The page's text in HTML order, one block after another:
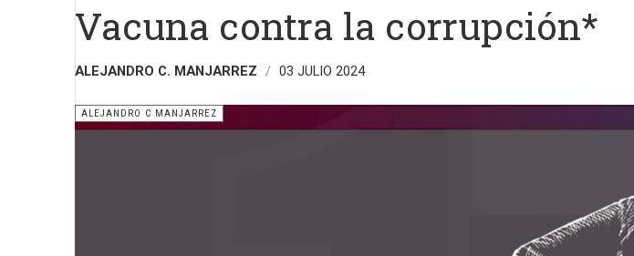
Vacuna contra la corrupción*
ALEJANDRO C. MANJARREZ 03 JULIO 2024
ALEJANDRO C MANJARREZ